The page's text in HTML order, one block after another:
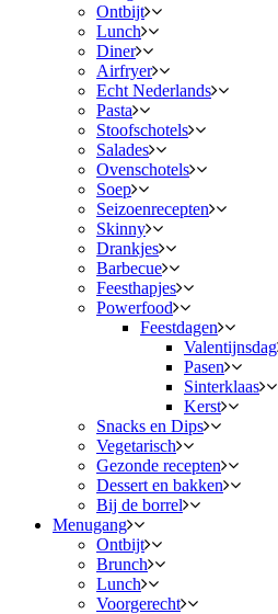
Ontbijt
Lunch
Diner
Airfryer
Echt Nederlands
Pasta
Stoofschotels
Salades
Ovenschotels
Soep
Seizoenrecepten
Skinny
Drankjes
Barbecue
Feesthapjes
Powerfood
Feestdagen
Valentijnsdag
Pasen
Sinterklaas
Kerst
Snacks en Dips
Vegetarisch
Gezonde recepten
Dessert en bakken
Bij de borrel
Menugang
Ontbijt
Brunch
Lunch
Voorgerecht